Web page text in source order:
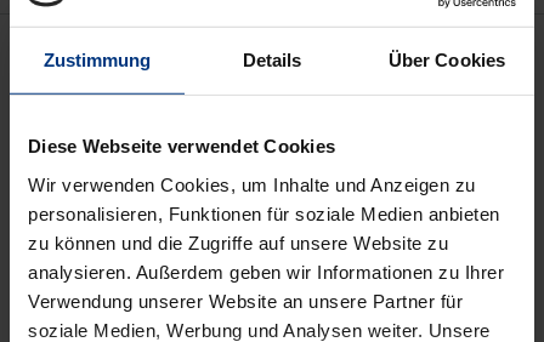
Zustimmung Details Über Cookies
Diese Webseite verwendet Cookies
Wir verwenden Cookies, um Inhalte und Anzeigen zu
personalisieren, Funktionen für soziale Medien anbieten
zu können und die Zugriffe auf unsere Website zu
analysieren. Außerdem geben wir Informationen zu Ihrer
Verwendung unserer Website an unsere Partner für
soziale Medien, Werbung und Analysen weiter. Unsere
Description
von Frieder Heinze und Olaf Wegewitz nimmt im
buchkünstlerischen Schaffen der DDR eine
besondere Stellung ein: Die 130 Exemplare des
Werkes sind mit hohem finanziellen und
organisatorischen Aufwand in Handarbeit gefertigt
und 1986 bei Reclam Leipzig veröffentlicht worden.